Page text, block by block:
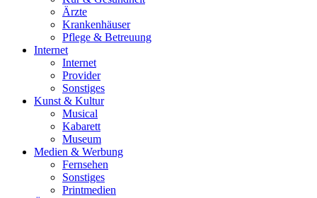
Ärzte
Krankenhäuser
Pflege & Betreuung
Internet
Internet
Provider
Sonstiges
Kunst & Kultur
Musical
Kabarett
Museum
Medien & Werbung
Fernsehen
Sonstiges
Printmedien